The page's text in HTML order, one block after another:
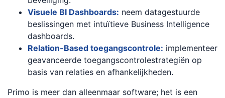
Visuele BI Dashboards: neem datagestuurde
beslissingen met intuïtieve Business Intelligence
dashboards.
Relation-Based toegangscontrole: implementeer
geavanceerde toegangscontrolestrategiën op
basis van relaties en afhankelijkheden.
Primo is meer dan alleenmaar software; het is een